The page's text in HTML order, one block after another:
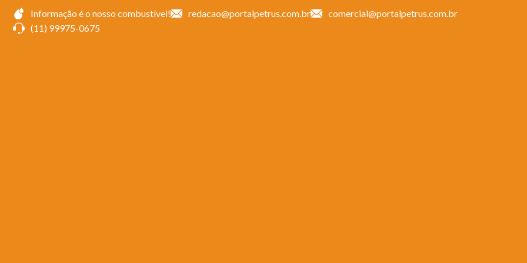
para
Informação é o nosso combustível! redacao@portalpetrus.com.br
comercial@portalpetrus.com.br
(11) 99975-0675